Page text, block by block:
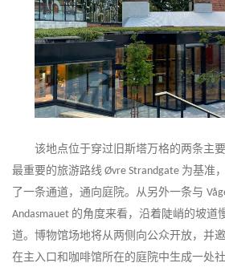
该地点位于穿过旧斯塔万格的两条主
最重要的旅游路线 Øvre Strandgate 为基准
了一条通道，通向庭院。从另外一条与
Andasmauet 的角度来看，沿着陡峭的坡道
道。 博物馆场地将从两侧向公众开放，并
在主入口和咖啡馆所在的庭院中生成一处